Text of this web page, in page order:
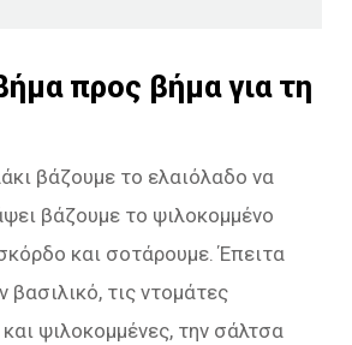
προς βήμα για τη
βάζουμε το ελαιόλαδο να
βάζουμε το ψιλοκομμένο
και σοτάρουμε. Έπειτα
τις ντομάτες
ψιλοκομμένες, την σάλτσα